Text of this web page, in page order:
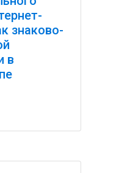
знаково-
в